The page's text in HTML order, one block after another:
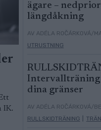
IK.
ägare –
längdåkning
AV ADÉLA ROČÁRKOVÁ/
UTRUSTNING
Intervallträning
dina gränser
AV ADÉLA ROČÁRKOVÁ/
RULLSKIDTRÄNING